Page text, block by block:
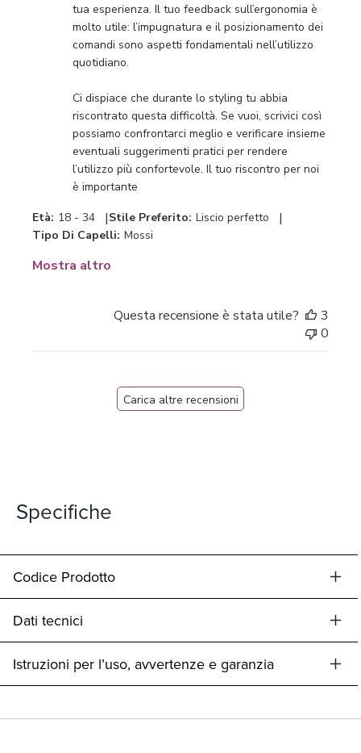
negozio
recensione
commento
personalizzato
2026
tua esperienza. Il tuo feedback sull’ergonomia è
molto utile: l’impugnatura e il posizionamento dei
comandi sono aspetti fondamentali nell’utilizzo
quotidiano.
Ci dispiace che durante lo styling tu abbia
riscontrato questa difficoltà. Se vuoi, scrivici così
possiamo confrontarci meglio e verificare insieme
eventuali suggerimenti pratici per rendere
l’utilizzo più confortevole. Il tuo riscontro per noi
è importante
Età: 18 - 34 |Stile Preferito: Liscio perfetto |
Tipo Di Capelli: Mossi
Mostra altro
Questa recensione è stata utile?
3
0
Carica altre recensioni
Specifiche
Codice Prodotto
Dati tecnici
Istruzioni per l’uso, avvertenze e garanzia